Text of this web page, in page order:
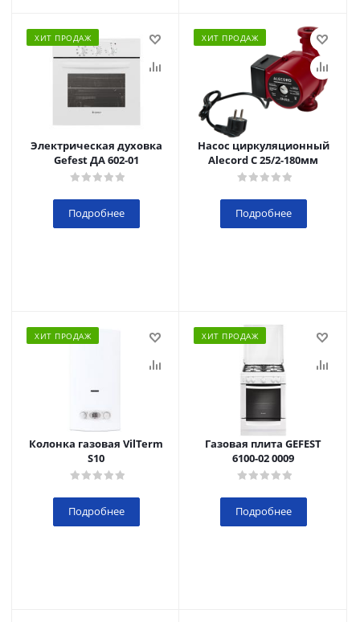
ХИТ ПРОДАЖ
Электрическая духовка
Gefest ДА 602-01
Подробнее
ХИТ ПРОДАЖ
Насос циркуляционный
Alecord C 25/2-180мм
Подробнее
ХИТ ПРОДАЖ
Колонка газовая VilTerm
S10
Подробнее
ХИТ ПРОДАЖ
Газовая плита GEFEST
6100-02 0009
Подробнее